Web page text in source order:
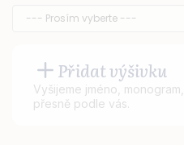
Přidat výšivku
Vyšijeme jméno,
přesně podle vás.